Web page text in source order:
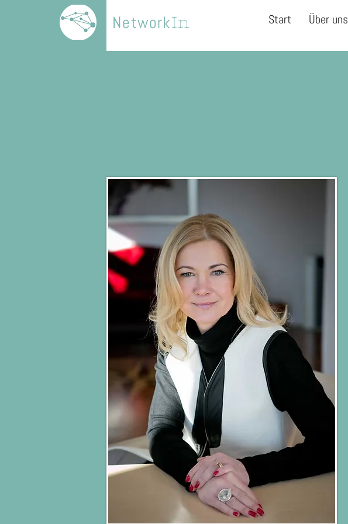
NetworkIn Start Über uns